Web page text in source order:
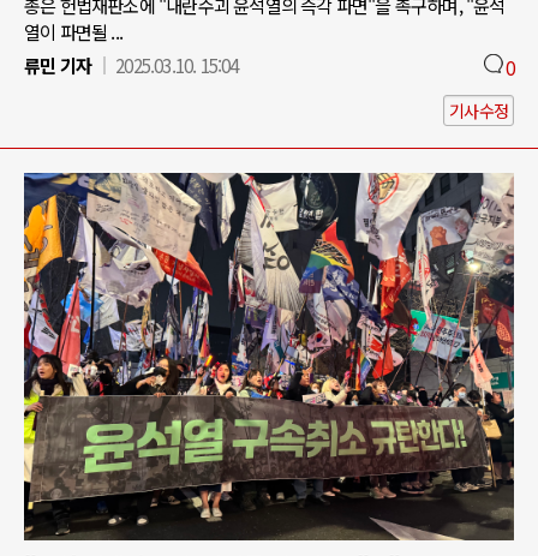
열이 파면될 ...
류민 기자
2025.03.10. 15:04 0
기사수정